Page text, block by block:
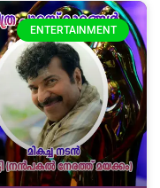
ENTERTAINMENT